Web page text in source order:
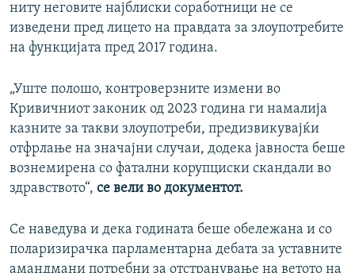
ниту неговите најблиски соработници не се
изведени пред лицето на правдата за злоупотребите
на функцијата пред 2017 година.
„Уште полошо, контроверзните измени во
Кривичниот законик од 2023 година ги намалија
казните за такви злоупотреби, предизвикувајќи
отфрлање на значајни случаи, додека јавноста беше
вознемирена со фатални корупциски скандали во
здравството“, се вели во документот.
Се наведува и дека годината беше обележана и со
поларизирачка парламентарна дебата за уставните
амандмани потребни за отстранување на ветото на